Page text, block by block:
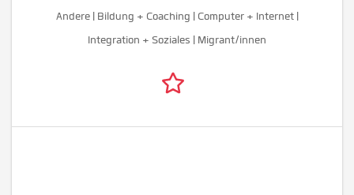
Andere | Bildung + Coaching | Computer + Internet |
Integration + Soziales | Migrant/innen